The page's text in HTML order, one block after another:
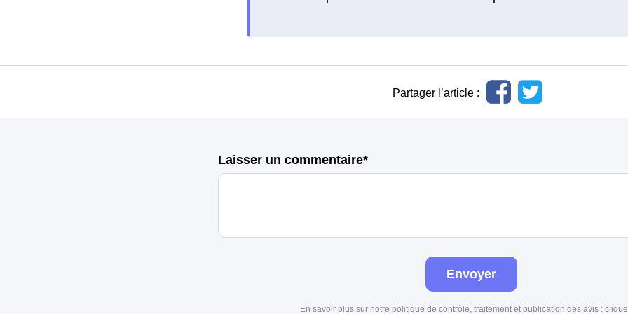
Partager l’article :
Laisser un commentaire*
Envoyer
En savoir plus sur notre politique de contrôle, traitement et publication des avis :